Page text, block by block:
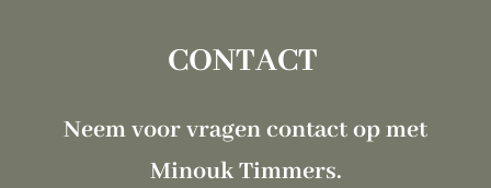
CONTACT
Neem voor vragen contact op met
Minouk Timmers.